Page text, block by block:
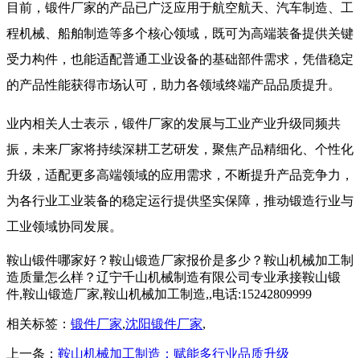
目前，锻件厂家的产品已广泛应用于航空航天、汽车制造、工
程机械、船舶制造等多个核心领域，既可为高端装备提供关键
受力构件，也能适配普通工业设备的基础部件需求，凭借稳定
的产品性能获得市场认可，助力各领域终端产品品质提升。
业内相关人士表示，锻件厂家的发展与工业产业升级同频共
振，未来厂家将持续深耕工艺研发，聚焦产品精细化、个性化
升级，适配更多高端领域的应用需求，不断提升产品竞争力，
为各行业工业装备的稳定运行提供坚实保障，推动锻造行业与
工业领域协同发展。
鞍山锻件哪家好？鞍山锻造厂家报价是多少？鞍山机械加工制
造质量怎么样？辽宁千山机械制造有限公司专业承接鞍山锻
件,鞍山锻造厂家,鞍山机械加工制造,,电话:15242809999
相关标签： 锻件厂家,沈阳锻件厂家,
上一条： 鞍山机械加工制造：赋能多行业品质升级